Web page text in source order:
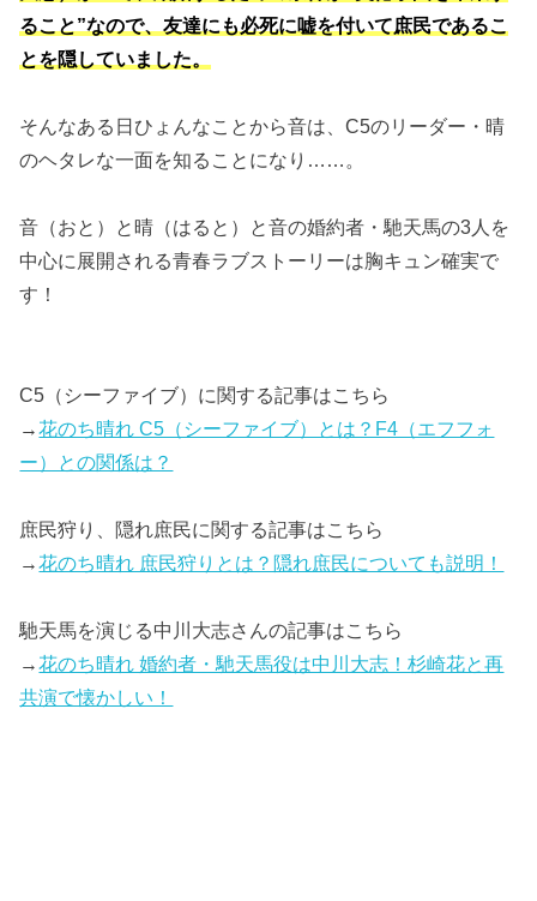
ること”なので、友達にも必死に嘘を付いて庶民であるこ
とを隠していました。
そんなある日ひょんなことから音は、C5のリーダー・晴
のヘタレな一面を知ることになり……。
音（おと）と晴（はると）と音の婚約者・馳天馬の3人を
中心に展開される青春ラブストーリーは胸キュン確実で
す！
C5（シーファイブ）に関する記事はこちら
→花のち晴れ C5（シーファイブ）とは？F4（エフフォ
ー）との関係は？
庶民狩り、隠れ庶民に関する記事はこちら
→花のち晴れ 庶民狩りとは？隠れ庶民についても説明！
馳天馬を演じる中川大志さんの記事はこちら
→花のち晴れ 婚約者・馳天馬役は中川大志！杉崎花と再
共演で懐かしい！